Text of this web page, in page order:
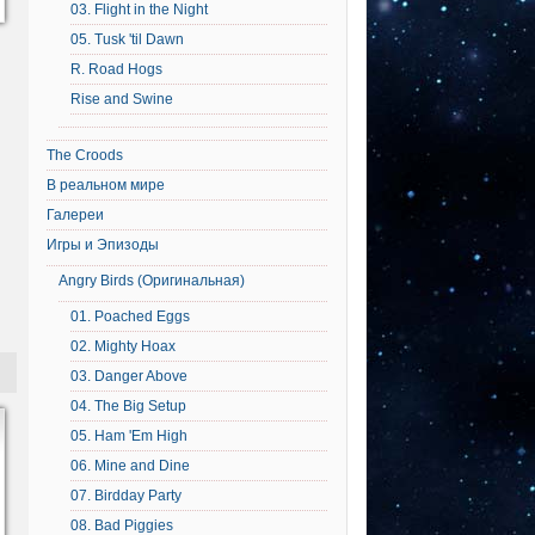
03. Flight in the Night
05. Tusk 'til Dawn
R. Road Hogs
Rise and Swine
The Croods
В реальном мире
Галереи
Игры и Эпизоды
Angry Birds (Оригинальная)
01. Poached Eggs
02. Mighty Hoax
03. Danger Above
04. The Big Setup
05. Ham 'Em High
06. Mine and Dine
07. Birdday Party
08. Bad Piggies